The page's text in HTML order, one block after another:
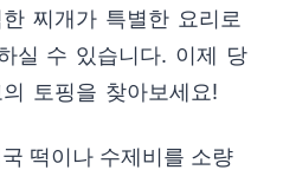
찌개가 특별한 요리로
실 수 있습니다. 이제 당
토핑을 찾아보세요!
떡이나 수제비를 소량